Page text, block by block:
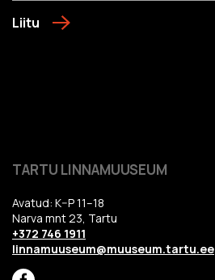
Liitu
TARTU LINNAMUUSEUM
Avatud: K–P 11–18
Narva mnt 23, Tartu
+372 746 1911
linnamuuseum@muuseum.tartu.ee